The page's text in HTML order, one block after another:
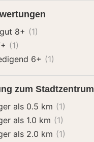
8+ (1)
(1)
6+ (1)
zum Stadtzentrum
als 0.5 km (1)
als 1.0 km (1)
als 2.0 km (1)